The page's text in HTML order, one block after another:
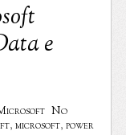
e
No
,microsoft,power